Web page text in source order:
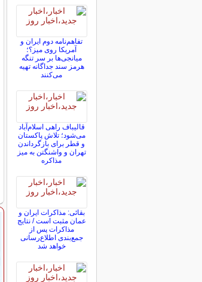
تفاهم‌نامه دوم ایران و
آمریکا روی میز؟؛
میانجی‌ها بر سر تنگه
هرمز سند جداگانه تهیه
می‌کنند
قالیباف راهی اسلام‌آباد
می‌شود؛ تلاش پاکستان
و قطر برای بازگرداندن
تهران و واشنگتن به میز
مذاکره
بقائی: مذاکرات ایران و
عمان مثبت است / نتایج
مذاکرات پس از
جمع‌بندی اطلاع‌رسانی
خواهد شد